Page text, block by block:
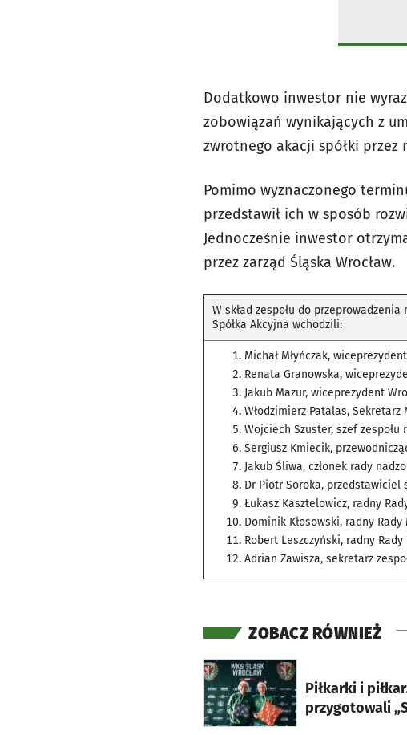
Dodatkowo inwestor nie
zobowiązań wynikających z
zwrotnego akacji spółki przez
Pomimo wyznaczonego
przedstawił ich w sposób
Jednocześnie inwestor
przez zarząd Śląska Wrocław.
W skład zespołu do
Spółka Akcyjna wchodzili:
Michał Młyńczak,
Renata Granowska,
Jakub Mazur, wiceprezydent
Włodzimierz Patalas, Sekretarz
Wojciech Szuster, szef
Sergiusz Kmiecik,
Jakub Śliwa, członek rady
Dr Piotr Soroka, przedstawiciel
Łukasz Kasztelowicz, radny
Dominik Kłosowski, radny
Robert Leszczyński, radny
Adrian Zawisza, sekretarz
ZOBACZ RÓWNIEŻ
Piłkarki i
przygotowali
otworzy się w nowej karcie